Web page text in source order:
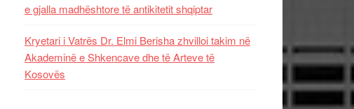
e gjalla madhështore të antikitetit shqiptar
Kryetari i Vatrës Dr. Elmi Berisha zhvilloi takim në
Akademinë e Shkencave dhe të Arteve të
Kosovës